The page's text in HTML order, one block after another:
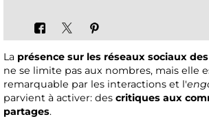
La présence sur les réseaux sociaux
ne se limite pas aux nombres, mais elle
remarquable par les interactions et l'
parvient à activer: des critiques aux
partages.